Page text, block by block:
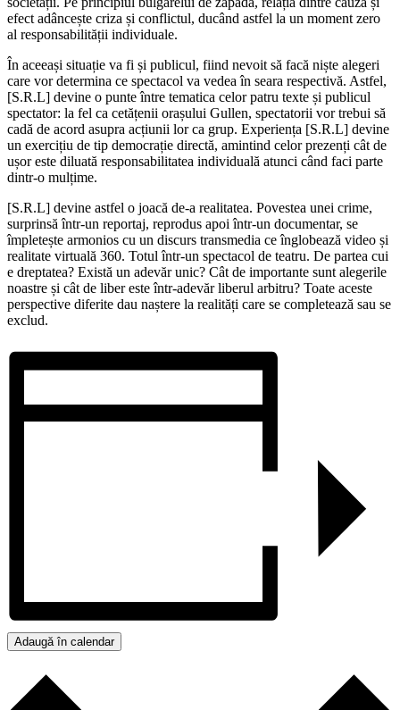
efect adâncește criza și conflictul, ducând astfel la un moment zero
al responsabilității individuale.
În aceeași situație va fi și publicul, fiind nevoit să facă niște alegeri
care vor determina ce spectacol va vedea în seara respectivă. Astfel,
[S.R.L] devine o punte între tematica celor patru texte și publicul
spectator: la fel ca cetățenii orașului Gullen, spectatorii vor trebui să
cadă de acord asupra acțiunii lor ca grup. Experiența [S.R.L] devine
un exercițiu de tip democrație directă, amintind celor prezenți cât de
ușor este diluată responsabilitatea individuală atunci când faci parte
dintr-o mulțime.
[S.R.L] devine astfel o joacă de-a realitatea. Povestea unei crime,
surprinsă într-un reportaj, reprodus apoi într-un documentar, se
împletește armonios cu un discurs transmedia ce înglobează video și
realitate virtuală 360. Totul într-un spectacol de teatru. De partea cui
e dreptatea? Există un adevăr unic? Cât de importante sunt alegerile
noastre și cât de liber este într-adevăr liberul arbitru? Toate aceste
perspective diferite dau naștere la realități care se completează sau se
exclud.
Adaugă în calendar